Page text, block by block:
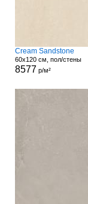
Cream Sandstone
60x120 см, пол/стены
8577 р/м²